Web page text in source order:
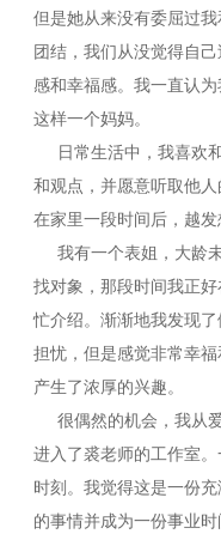
但是她从来没有委屈过
团结，我们从没觉得自
感和幸福感。我一直认
这样一个妈妈。
日常生活中，我喜欢
和观点，并愿意听取他
在家里一段时间后，越发
我有一个表姐，大龄
找对象，那段时间我正
忙介绍。渐渐地我发现
担忧，但是感觉非常幸
产生了浓厚的兴趣。
很偶然的机会，我从
进入了裘老师的工作室
时刻。我觉得这是一份
的事情并成为一份事业时